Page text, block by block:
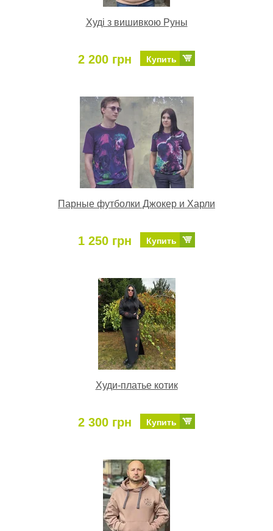
Худі з вишивкою Руны
2 200 грн Купить
Парные футболки Джокер и Харли
1 250 грн Купить
Худи-платье котик
2 300 грн Купить